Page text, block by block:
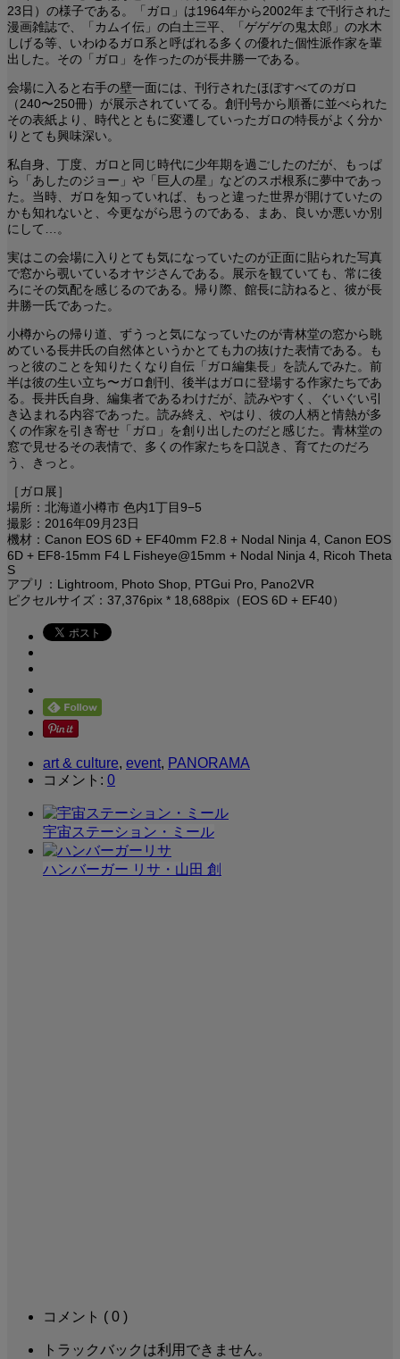
23日）の様子である。「ガロ」は1964年から2002年まで刊行された
漫画雑誌で、「カムイ伝」の白土三平、「ゲゲゲの鬼太郎」の水木
しげる等、いわゆるガロ系と呼ばれる多くの優れた個性派作家を輩
出した。その「ガロ」を作ったのが長井勝一である。
会場に入ると右手の壁一面には、刊行されたほぼすべてのガロ
（240〜250冊）が展示されていてる。創刊号から順番に並べられた
その表紙より、時代とともに変遷していったガロの特長がよく分か
りとても興味深い。
私自身、丁度、ガロと同じ時代に少年期を過ごしたのだが、もっぱ
ら「あしたのジョー」や「巨人の星」などのスポ根系に夢中であっ
た。当時、ガロを知っていれば、もっと違った世界が開けていたの
かも知れないと、今更ながら思うのである、まあ、良いか悪いか別
にして…。
実はこの会場に入りとても気になっていたのが正面に貼られた写真
で窓から覗いているオヤジさんである。展示を観ていても、常に後
ろにその気配を感じるのである。帰り際、館長に訪ねると、彼が長
井勝一氏であった。
小樽からの帰り道、ずうっと気になっていたのが青林堂の窓から眺
めている長井氏の自然体というかとても力の抜けた表情である。も
っと彼のことを知りたくなり自伝「ガロ編集長」を読んでみた。前
半は彼の生い立ち〜ガロ創刊、後半はガロに登場する作家たちであ
る。長井氏自身、編集者であるわけだが、読みやすく、ぐいぐい引
き込まれる内容であった。読み終え、やはり、彼の人柄と情熱が多
くの作家を引き寄せ「ガロ」を創り出したのだと感じた。青林堂の
窓で見せるその表情で、多くの作家たちを口説き、育てたのだろ
う、きっと。
［ガロ展］
場所：北海道小樽市 色内1丁目9−5
撮影：2016年09月23日
機材：Canon EOS 6D + EF40mm F2.8 + Nodal Ninja 4, Canon EOS
6D + EF8-15mm F4 L Fisheye@15mm + Nodal Ninja 4, Ricoh Theta
S
アプリ：Lightroom, Photo Shop, PTGui Pro, Pano2VR
ピクセルサイズ：37,376pix * 18,688pix（EOS 6D + EF40）
art & culture, event, PANORAMA
コメント: 0
宇宙ステーション・ミール
ハンバーガー リサ・山田 創
コメント ( 0 )
トラックバックは利用できません。